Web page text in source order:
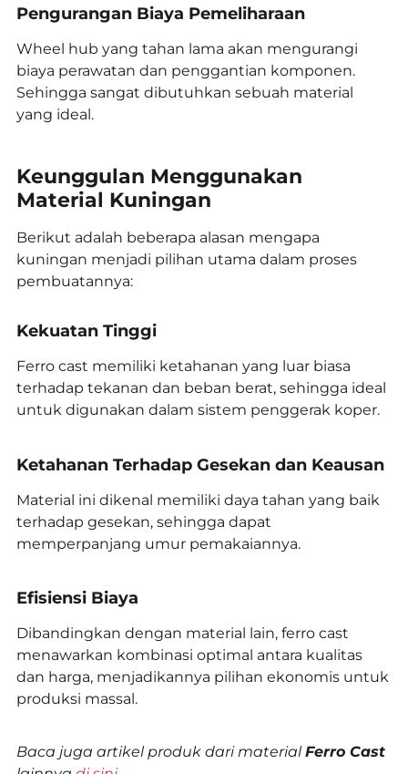
Pengurangan Biaya Pemeliharaan
Wheel hub yang tahan lama akan mengurangi
biaya perawatan dan penggantian komponen.
Sehingga sangat dibutuhkan sebuah material
yang ideal.
Keunggulan Menggunakan
Material Kuningan
Berikut adalah beberapa alasan mengapa
kuningan menjadi pilihan utama dalam proses
pembuatannya:
Kekuatan Tinggi
Ferro cast memiliki ketahanan yang luar biasa
terhadap tekanan dan beban berat, sehingga ideal
untuk digunakan dalam sistem penggerak koper.
Ketahanan Terhadap Gesekan dan Keausan
Material ini dikenal memiliki daya tahan yang baik
terhadap gesekan, sehingga dapat
memperpanjang umur pemakaiannya.
Efisiensi Biaya
Dibandingkan dengan material lain, ferro cast
menawarkan kombinasi optimal antara kualitas
dan harga, menjadikannya pilihan ekonomis untuk
produksi massal.
Baca juga artikel produk dari materialFerro Cast